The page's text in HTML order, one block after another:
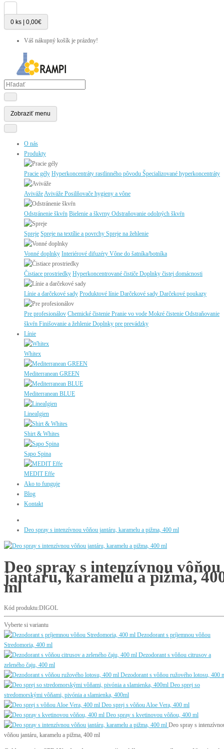
0 ks | 0,00€
Váš nákupný košík je prázdny!
Zobraziť menu
O nás
Produkty
Pracie gély Hyperkoncentráty rastlinného pôvodu Špecializované hyperkoncentráty
AvivážeAviváže Posilňovače hygieny a vône
Odstránenie škvŕn Bielenie a škvrny Odstraňovanie odolných škvŕn
Spreje Spreje na textílie a povrchy Spreje na žehlenie
Vonné doplnky Interiérové difuzéry Vône do šatníka/botníka
Čistiace prostriedky Hyperkoncentrované čističe Doplnky čistej domácnosti
Línie a darčekové sady Produktové línie Darčekové sady Darčekové poukazy
Pre profesionálov Chemické čistenie Pranie vo vode Mokré čistenie Odstraňovanie
škvŕn Finišovanie a žehlenie Doplnky pre prevádzky
Línie
Whitex
Mediterranean GREEN
Mediterranean BLUE
LineaIgien
Shirt & Whites
Sapo Spina
MEDIT Effe
Ako to funguje
Blog
Kontakt
Deo spray s intenzívnou vôňou jantáru, karamelu a pižma, 400 ml
Deo spray s intenzívnou vôňou
jantáru, karamelu a pižma,
ml
Kód produktu:DIGOL
Vyberte si variantu
Dezodorant s príjemnou vôňou
Stredomoria, 400 ml
Dezodorant s vôňou citrusov a
zeleného čaju, 400 ml
Dezodorant s vôňou ružového lotosu, 400
Deo sprej so
stredomorskými vôňami, pivónia a slamienka, 400ml
Deo sprej s vôňou Aloe Vera, 400 ml
Deo spray s kvetinovou vôňou, 400 ml
Deo spray s
vôňou jantáru, karamelu a pižma, 400 ml